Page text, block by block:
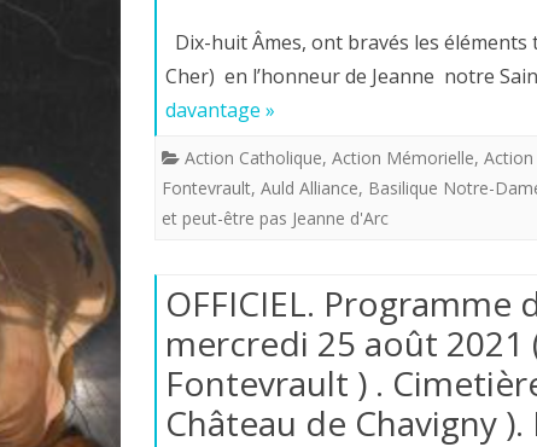
Dix-huit Âmes, ont bravés les
Cher) en l’honneur de Jeanne notre
davantage »
Action Catholique, Action Mémorielle,
Fontevrault, Auld Alliance, Basilique Notre-
et peut-être pas Jeanne d'Arc
OFFICIEL.
mercredi 25 août 2021
Fontevrault ) .
Château de Chavigny